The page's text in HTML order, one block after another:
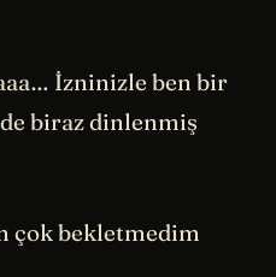
İzninizle ben bir
de biraz dinlenmiş
çok bekletmedim